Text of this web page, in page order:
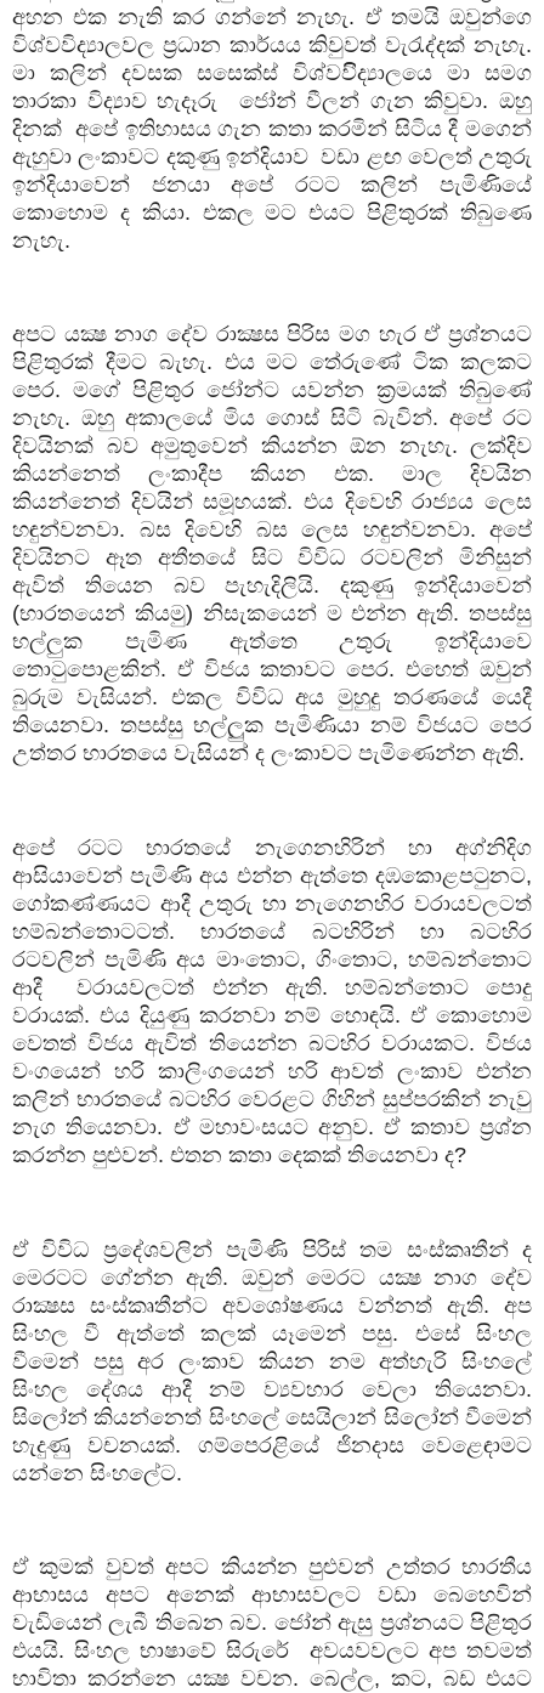
අහන එක නැති කර ගන්නේ නැහැ. ඒ තමයි ඔවුන්ගෙ
විශ්වවිද්‍යාලවල ප්‍රධාන කාර්යය කිවුවත් වැරැද්දක් නැහැ.
මා කලින් දවසක සසෙක්ස් විශ්වවිිද්‍යාලයෙ මා සමග
තාරකා විද්‍යාව හැදෑරු
ජෝන් වීලන් ගැන කිවුවා. ඔහු
දිනක් අපේ ඉතිහාසය ගැන කතා කරමින් සිටිය දී මගෙන්
ඇහුවා ලංකාවට දකුණු ඉන්දියාව වඩා ළඟ වෙලත් උතුරු
ඉන්දියාවෙන් ජනයා අපේ රටට කලින් පැමිණියේ
කොහොම ද කියා. එකල මට එයට පිළිතුරක් තිබුණෙ
නැහැ.
අපට යක්‍ෂ නාග දේව රාක්‍ෂස පිරිස මග හැර ඒ ප්‍රශ්නයට
පිළිතුරක් දීමට බැහැ. එය මට තේරුණේ ටික කලකට
පෙර. මගේ පිළිතුර ජෝන්ට යවන්න ක්‍රමයක් තිබුණේ
නැහැ. ඔහු අකාලයේ මිය ගොස් සිටි බැවින්. අපේ රට
දිවයිනක් බව අමුතුවෙන් කියන්න ඕන නැහැ. ලක්දිව
කියන්නෙත් ලංකාදීප කියන එක. මාල දිවයින
කියන්නෙත් දිවයින් සමූහයක්. එය දිවෙහි රාජ්‍යය ලෙස
හඳුන්වනවා. බස දිවෙහි බස ලෙස හඳුන්වනවා. අපේ
දිවයිනට ඈත අතීතයේ සිට විවිධ රටවලින් මිනිසුන්
ඇවිත් තියෙන බව පැහැදිලියි. දකුණු ඉන්දියාවෙන්
(භාරතයෙන් කියමු) නිසැකයෙන් ම එන්න ඇති. තපස්සු
භල්ලුක පැමිණ ඇත්තෙ උතුරු ඉන්දියාවෙ
තොටුපොළකින්. ඒ විජය කතාවට පෙර. එහෙත් ඔවුන්
බුරුම වැසියන්. එකල විවිධ අය මුහුදු තරණයේ යෙදී
තියෙනවා. තපස්සු භල්ලුුක පැමිණියා නම් විජයට පෙර
උත්තර භාරතයෙ වැසියන් ද ලංකාවට පැමිණෙන්න ඇති.
අපේ රටට භාරතයේ නැගෙනහිරින් හා අග්නිදිග
ආසියාවෙන් පැමිණි අය එන්න ඇත්තෙ දඹකොළපටුනට,
ගෝකණ්ණයට ආදී උතුරු හා නැගෙනහිර වරායවලටත්
හම්බන්තොටටත්. භාරතයේ බටහිරින් හා බටහිර
රටවලින් පැමිණි අය මාංතොට, ගිංතොට,හම්බන්තොට
ආදී
වරායවලටත් එන්න ඇති. හම්බන්තොට පොදු
වරායක්. එය දියුණු කරනවා නම් හොඳයි. ඒ කොහොම
වෙතත් විජය ඇවිත් තියෙන්න බටහිර වරායකට. විජය
වංගයෙන් හරි කාලිංගයෙන් හරි ආවත් ලංකාව එන්න
කලින් භාරතයේ බටහිර වෙරළට ගිහින් සුප්පරකින් නැවු
නැග තියෙනවා. ඒ මහාවංසයට අනුව. ඒ කතාව ප්‍රශ්න
කරන්න පුළුවන්. එතන කතා දෙකක් තියෙනවා ද?
ඒ විවිධ ප්‍රදේශවලින් පැමිණි පිරිස් තම සංස්කෘතීන් ද
මෙරටට ගේන්න ඇති. ඔවුන් මෙරට යක්‍ෂ නාග දේව
රාක්‍ෂස සංස්කෘතීන්ට අවශෝෂණය වන්නත් ඇති. අප
සිංහල වී ඇත්තේ කලක් යෑමෙන් පසු. එසේ සිංහල
වීමෙන් පසු අර ලංකාව කියන නම අත්හැරි සිංහලේ
සිංහල දේශය ආදී නම් ව්‍යවහාර වෙලා තියෙනවා.
සිලෝන් කියන්නෙත් සිංහලේ සෙයිලාන් සිලෝන් වීමෙන්
හැදුණු වචනයක්. ගම්පෙරළියේ ජිනදාස වෙළෙඳාමට
යන්නෙ සිංහලේට.
ඒ කුමක් වුවත් අපට කියන්න පුළුවන් උත්තර භාරතීය
ආභාසය අපට අනෙක් ආභාසවලට වඩා බෙහෙවින්
වැඩියෙන් ලැබී තිබෙන බව. ජෝන් ඇසු ප්‍රශ්නයට පිළිතුර
එයයි. සිංහල භාෂාවේ සිරුරේ
අවයවවලට අප තවමත්
භාවිතා කරන්නෙ යක්‍ෂ වචන. බෙල්ල, කට, බඩ එයට